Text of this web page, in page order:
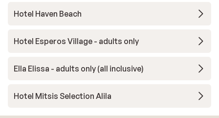
Hotel Haven Beach
Hotel Esperos Village - adults only
Ella Elissa - adults only (all inclusive)
Hotel Mitsis Selection Alila